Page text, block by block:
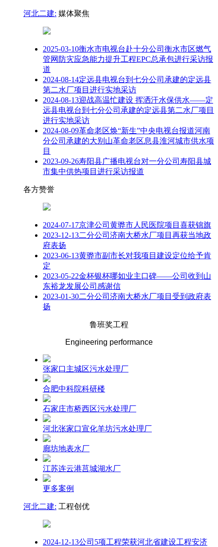
河北二建: 媒体聚焦
2025-03-10衡水市电视台赴十分公司衡水市区燃气
管网防灾应急能力提升工程EPC总承包进行采访报
道
2024-08-14定远县电视台到七分公司承建的定远县
第二水厂项目进行实地采访
2024-08-13迎战高温忙建设 挥洒汗水保供水——定
远县电视台到七分公司承建的定远县第二水厂项目
进行实地采访
2024-08-09革命老区焕“新生”中央电视台报道河南
分公司承建的大别山革命老区息县淮河城市供水项
目
2023-09-26寿阳县广播电视台对一分公司寿阳县城
市集中供热项目进行采访报道
各方赞誉
2024-07-17京津公司黄骅市人民医院项目喜获锦旗
2023-12-13二分公司济南大桥水厂项目再获当地政
府表扬
2023-06-13黄骅市副市长对我项目建设定位给予肯
定
2023-05-22金杯银杯哪如业主口碑——公司收到山
东裕龙发展公司感谢信
2023-01-30二分公司济南大桥水厂项目受到政府表
扬
鲁班奖工程
Engineering performance
张家口主城区污水处理厂
合肥中科院科研楼
石家庄市桥西区污水处理厂
河北张家口宣化羊坊污水处理厂
廊坊地表水厂
江苏连云港莒城湖水厂
更多案例
河北二建: 工程创优
2024-12-13公司5项工程荣获河北省建设工程安济